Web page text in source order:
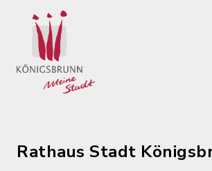
Rathaus Stadt